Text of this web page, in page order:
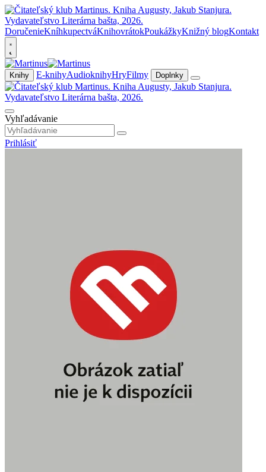
DoručenieKníhkupectváKnihovrátokPoukážkyKnižný blogKontakt
Knihy E-knihyAudioknihyHryFilmy Doplnky
Vyhľadávanie
Prihlásiť